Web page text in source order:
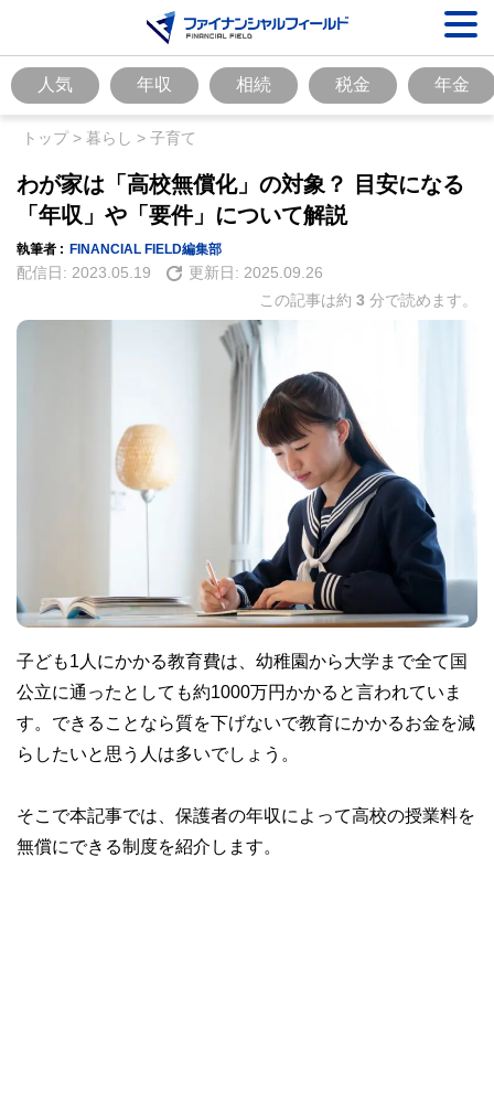
人気 年収 相続 税金 年金
トップ> 暮らし > 子育て
わが家は「高校無償化」の対象？ 目安になる
「年収」や「要件」について解説
執筆者 : FINANCIAL FIELD編集部
配信日: 2023.05.19 更新日: 2025.09.26
この記事は約 3 分で読めます。
子ども1人にかかる教育費は、幼稚園から大学まで全て国
公立に通ったとしても約1000万円かかると言われていま
す。できることなら質を下げないで教育にかかるお金を減
らしたいと思う人は多いでしょう。
そこで本記事では、保護者の年収によって高校の授業料を
無償にできる制度を紹介します。